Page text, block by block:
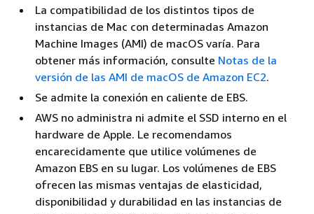
La compatibilidad de los distintos tipos de
instancias de Mac con determinadas Amazon
Machine Images (AMI) de macOS varía. Para
obtener más información, consulte Notas de la
versión de las AMI de macOS de Amazon EC2.
Se admite la conexión en caliente de EBS.
AWS no administra ni admite el SSD interno en el
hardware de Apple. Le recomendamos
encarecidamente que utilice volúmenes de
Amazon EBS en su lugar. Los volúmenes de EBS
ofrecen las mismas ventajas de elasticidad,
disponibilidad y durabilidad en las instancias de